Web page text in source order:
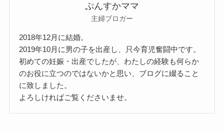
ぷんすかママ
主婦ブロガー
2018年12月に結婚。
2019年10月に男の子を出産し、只今育児奮闘中です。
初めての妊娠・出産でしたが、わたしの経験も何らか
のお役に立つのではないかと思い、ブログに綴ること
に致しました。
よろしければご覧くださいませ。